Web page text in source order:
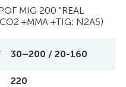
MIG 200 "REAL
+MMA +TIG; N2A5)
30–200 / 20-160
220